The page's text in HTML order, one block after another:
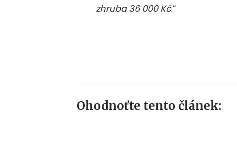
zhruba 36 000 Kč.“
Ohodnoťte tento článek: